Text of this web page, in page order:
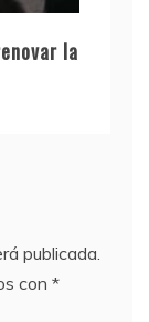
la
publicada.
con *